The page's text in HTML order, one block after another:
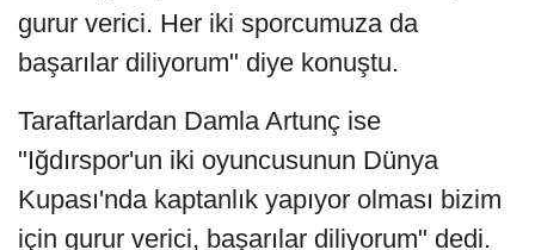
gurur verici. Her iki sporcumuza da
başarılar diliyorum" diye konuştu.
Taraftarlardan Damla Artunç ise
"Iğdırspor'un iki oyuncusunun Dünya
Kupası'nda kaptanlık yapıyor olması bizim
için gurur verici, başarılar diliyorum" dedi.